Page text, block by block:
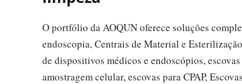
O portfólio da AOQUN oferece soluções
endoscopia, Centrais de Material e
de dispositivos médicos e endoscópios,
amostragem celular, escovas para CPAP,